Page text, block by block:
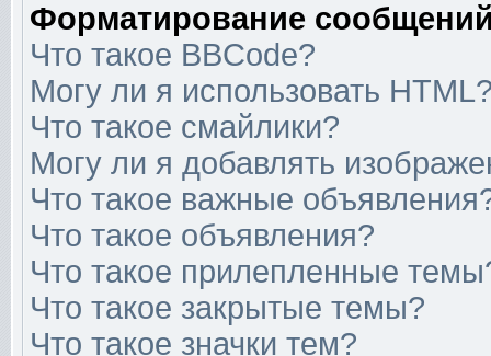
Форматирование
Что такое BBCode?
Могу ли я использовать
Что такое смайлики?
Могу ли я добавлять
Что такое важные
Что такое объявления?
Что такое прилепленные
Что такое закрытые темы?
Что такое значки тем?